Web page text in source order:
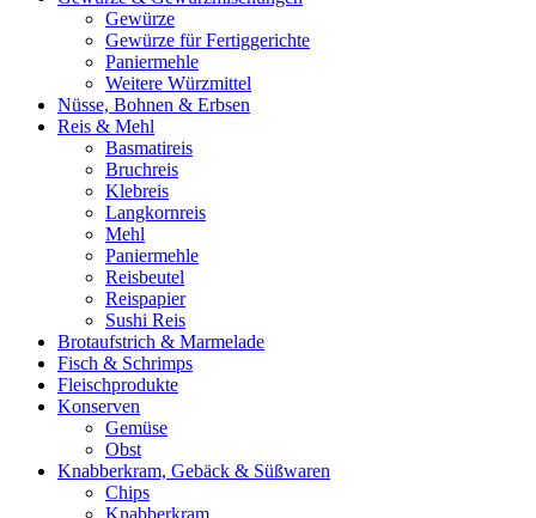
Gewürze
Gewürze für Fertiggerichte
Paniermehle
Weitere Würzmittel
Nüsse, Bohnen & Erbsen
Reis & Mehl
Basmatireis
Bruchreis
Klebreis
Langkornreis
Mehl
Paniermehle
Reisbeutel
Reispapier
Sushi Reis
Brotaufstrich & Marmelade
Fisch & Schrimps
Fleischprodukte
Konserven
Gemüse
Obst
Knabberkram, Gebäck & Süßwaren
Chips
Knabberkram